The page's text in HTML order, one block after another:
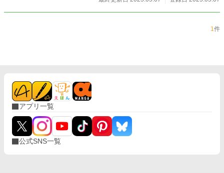
1件
アプリ一覧
公式SNS一覧